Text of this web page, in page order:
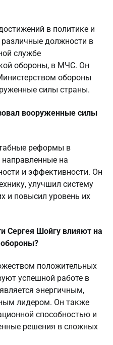
в политике и
должности в
службе
обороны, в МЧС. Он
обороны
силы страны.
вооруженные силы
реформы в
на
и эффективности. Он
улучшил систему
и повысил уровень их
Сергея Шойгу влияют на
обороны?
положительных
успешной работе в
энергичным,
лидером. Он также
способностью и
решения в сложных